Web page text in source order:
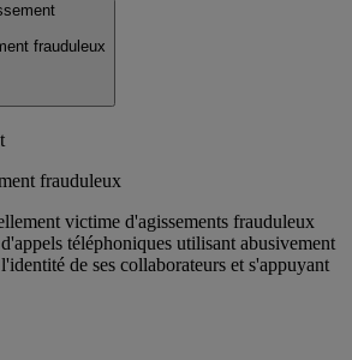
frauduleux
frauduleux
victime d'agissements frauduleux
téléphoniques utilisant abusivement
de ses collaborateurs et s'appuyant